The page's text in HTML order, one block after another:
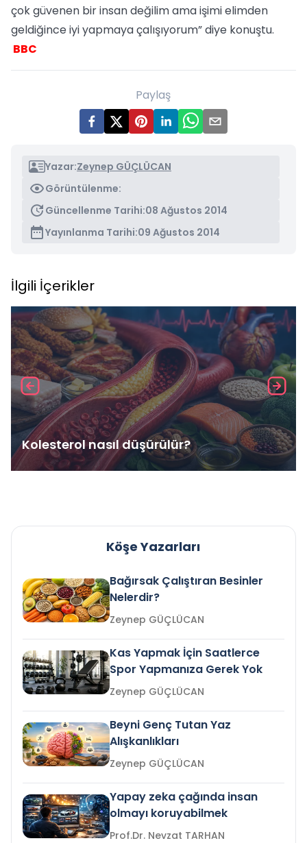
çok güvenen bir insan değilim ama işimi elimden
geldiğince iyi yapmaya çalışıyorum” diye konuştu.
BBC
Paylaş
Yazar:Zeynep GÜÇLÜCAN
Görüntülenme:
Güncellenme Tarihi:08 Ağustos 2014
Yayınlanma Tarihi:09 Ağustos 2014
İlgili İçerikler
Kolesterol nasıl düşürülür?
Köşe Yazarları
Bağırsak Çalıştıran Besinler
Nelerdir?
Zeynep GÜÇLÜCAN
Kas Yapmak İçin Saatlerce
Spor Yapmanıza Gerek Yok
Zeynep GÜÇLÜCAN
Beyni Genç Tutan Yaz
Alışkanlıkları
Zeynep GÜÇLÜCAN
Yapay zeka çağında insan
olmayı koruyabilmek
Prof.Dr. Nevzat TARHAN